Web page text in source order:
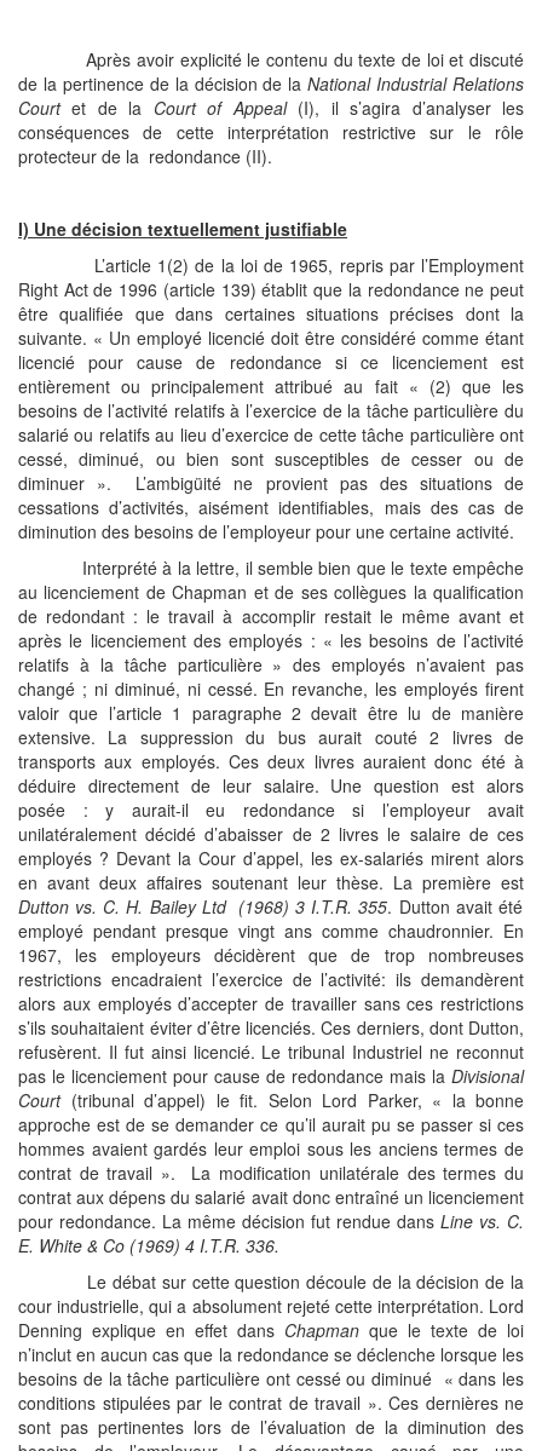
Après avoir explicité le contenu du texte de loi et discuté
de la pertinence de la décision de laNational Industrial Relations
Courtet de la Court of Appeal (I), il s’agira d’analyser les
conséquences de cette interprétation restrictive sur le rôle
protecteur de la redondance (II).
I) Une décision textuellement justifiable
L’article 1(2) de la loi de 1965, repris par l’Employment
Right Act de 1996 (article 139) établit que la redondance ne peut
être qualifiée que dans certaines situations précises dont la
suivante. « Un employé licencié doit être considéré comme étant
licencié pour cause de redondance si ce licenciement est
entièrement ou principalement attribué au fait « (2) que les
besoins de l’activité relatifs à l’exercice de la tâche particulière du
salarié ou relatifs au lieu d’exercice de cette tâche particulière ont
cessé, diminué, ou bien sont susceptibles de cesser ou de
diminuer ». L’ambigüité ne provient pas des situations de
cessations d’activités, aisément identifiables, mais des cas de
diminution des besoins de l’employeur pour une certaine activité.
Interprété à la lettre, il semble bien que le texte empêche
au licenciement de Chapman et de ses collègues la qualification
de redondant : le travail à accomplir restait le même avant et
après le licenciement des employés : « les besoins de l’activité
relatifs à la tâche particulière » des employés n’avaient pas
changé ; ni diminué, ni cessé. En revanche, les employés firent
valoir que l’article 1 paragraphe 2 devait être lu de manière
extensive. La suppression du bus aurait couté 2 livres de
transports aux employés. Ces deux livres auraient donc été à
déduire directement de leur salaire. Une question est alors
posée : y aurait-il eu redondance si l’employeur avait
unilatéralement décidé d’abaisser de 2 livres le salaire de ces
employés ? Devant la Cour d’appel, les ex-salariés mirent alors
en avant deux affaires soutenant leur thèse. La première est
Dutton vs. C. H. Bailey Ltd (1968) 3 I.T.R. 355. Dutton avait été
employé pendant presque vingt ans comme chaudronnier. En
1967, les employeurs décidèrent que de trop nombreuses
restrictions encadraient l’exercice de l’activité: ils demandèrent
alors aux employés d’accepter de travailler sans ces restrictions
s’ils souhaitaient éviter d’être licenciés. Ces derniers, dont Dutton,
refusèrent. Il fut ainsi licencié. Le tribunal Industriel ne reconnut
pas le licenciement pour cause de redondance mais la Divisional
Court(tribunal d’appel) le fit. Selon Lord Parker, « la bonne
approche est de se demander ce qu’il aurait pu se passer si ces
hommes avaient gardés leur emploi sous les anciens termes de
contrat de travail ». La modification unilatérale des termes du
contrat aux dépens du salarié avait donc entraîné un licenciement
pour redondance. La même décision fut rendue dans Line vs. C.
E. White & Co (1969) 4 I.T.R. 336.
Le débat sur cette question découle de la décision de la
cour industrielle, qui a absolument rejeté cette interprétation. Lord
Denning explique en effet dans Chapman que le texte de loi
n’inclut en aucun cas que la redondance se déclenche lorsque les
besoins de la tâche particulière ont cessé ou diminué « dans les
conditions stipulées par le contrat de travail ». Ces dernières ne
sont pas pertinentes lors de l’évaluation de la diminution des